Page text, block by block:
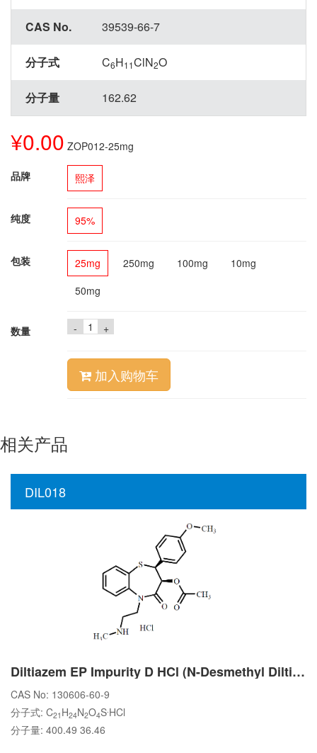
CAS No. 39539-66-7
分子式 C6H11ClN2O
分子量 162.62
¥0.00 ZOP012-25mg
品牌 熙泽
纯度 95%
包装 25mg 250mg 100mg
10mg
50mg
数量 - +
加入购物车
相关产品
DIL018
Diltiazem EP Impurity D HCl (N-Desmethyl Diltiazem HCl)
CAS No: 130606-60-9
分子式: C21 H24N2O4S HCl
分子量: 400.49 36.46